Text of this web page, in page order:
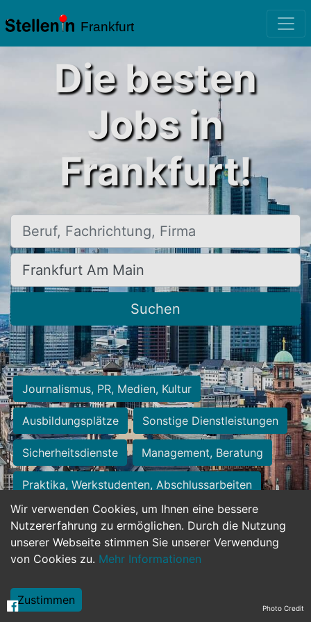
Frankfurt
Wir verwenden Cookies, um Ihnen eine bessere
Nutzererfahrung zu ermöglichen. Durch die Nutzung
unserer Webseite stimmen Sie unserer Verwendung
von Cookies zu. Mehr Informationen
Zustimmen
Die besten
Jobs in
Frankfurt!
Beruf, Fachrichtung, Firma
Ort, Stadt
Suchen
Journalismus, PR, Medien, Kultur
Ausbildungsplätze Sonstige Dienstleistungen
Sicherheitsdienste Management, Beratung
Praktika, Werkstudenten, Abschlussarbeiten
Personalwesen Assistenz, Sekretariat
Hilfskräfte, Aushilfs- und Nebenjobs
Weiterbildung, Studium, duale Ausbildung Photo Credit